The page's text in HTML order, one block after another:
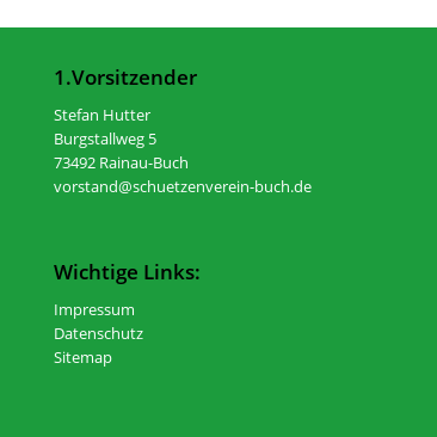
1.Vorsitzender
Stefan Hutter
Burgstallweg 5
73492 Rainau-Buch
vorstand@schuetzenverein-buch.de
Wichtige Links:
Impressum
Datenschutz
Sitemap